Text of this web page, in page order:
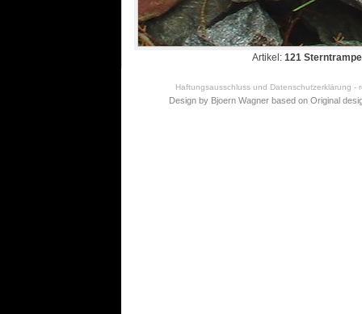
Artikel: 121
Haftungsausschluss und Datenschutzerklärung -
Design by Bjoern Wagner based on Original